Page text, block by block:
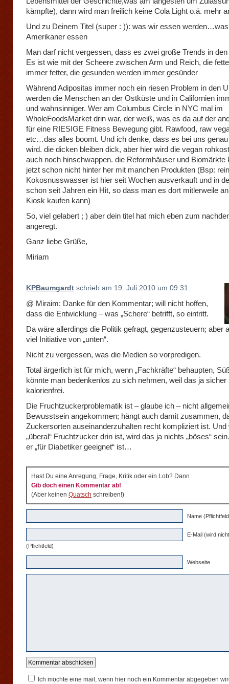
kämpfte), dann wird man freilich keine Cola Light o.ä. mehr
Und zu Deinem Titel (super : )): was wir essen
Amerikaner essen
Man darf nicht vergessen, dass es zwei große Trends in
Es ist wie mit der Scheere zwischen Arm und Reich, die
immer fetter, die gesunden werden immer gesünder
Während Adipositas immer noch ein riesen Problem in den
werden die Menschen an der Ostküste und in Californien
und wahnsinniger. Wer am Columbus Circle in NYC mal im
WholeFoodsMarket drin war, der weiß, was es da auf der
für eine RIESIGE Fitness Bewegung gibt. Rawfood, raw
etc…das alles boomt. Und ich denke, dass es bei uns
wird. die dicken bleiben dick, aber hier wird die vegan
auch noch hinschwappen. die Reformhäuser und Biomärkte
jetzt schon nicht hinter her mit manchen Produkten (Bsp:
Kokosnusswasser ist hier seit Wochen ausverkauft und in
schon seit Jahren ein Hit, so dass man es dort mitlerweile
Kiosk kaufen kann)
So, viel gelabert ; ) aber dein titel hat mich eben zum
angeregt.
Ganz liebe Grüße,
Miriam
KPBaumgardt schrieb am 19. Juli 2010 um 09:31:
@ Miraim: Danke für den Kommentar; will nicht hoffen,
dass die Entwicklung – was „Schere“ betrifft, so eintritt.
Da wäre allerdings die Politik gefragt, gegenzusteuern; aber
viel Initiative von „unten“.
Nicht zu vergessen, was die Medien so vorpredigen.
Total ärgerlich ist für mich, wenn „Fachkräfte“ behaupten,
könnte man bedenkenlos zu sich nehmen, weil das ja sicher
kalorienfrei.
Die Fruchtzuckerproblematik ist – glaube ich – nicht
Bewusstsein angekommen; hängt auch damit zusammen,
Zuckersorten auseinanderzuhalten recht kompliziert ist. Und
„überal“ Fruchtzucker drin ist, wird das ja nichts „böses“
er „für Diabetiker geeignet“ ist…
Hast Du eine Anregung, Frage, Kritik oder ein Lob? Dann
Gib doch einen Kommentar ab!
(Aber keinen Quatsch schreiben!)
Name
E-Mail (wird
(Pflichtfeld)
Webseite
Ich möchte eine mail, wenn hier noch ein Kommentar abgegeben